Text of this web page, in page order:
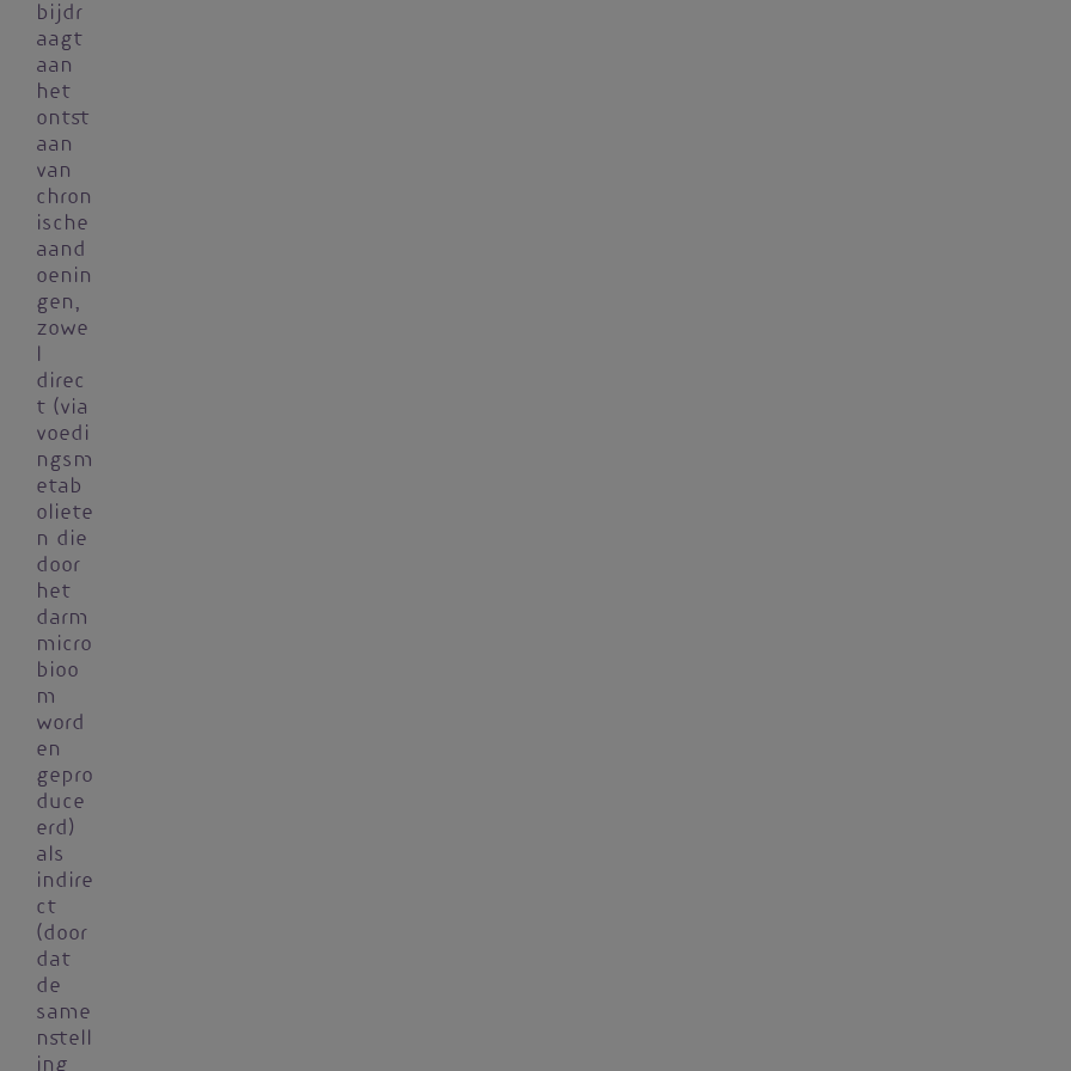
bijdr
aagt
aan
het
ontst
aan
van
chron
ische
aand
oenin
gen,
zowe
direc
t (via
voedi
ngsm
etab
oliete
n die
door
het
darm
micro
bioo
m
word
en
gepro
duce
erd)
als
indire
ct
(door
dat
de
same
nstell
ing